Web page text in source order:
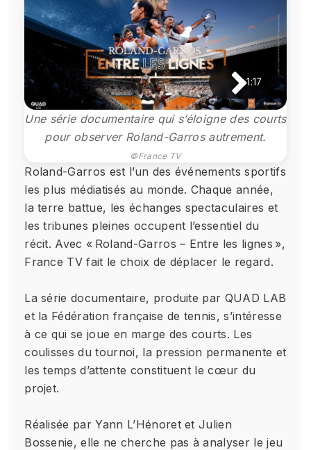
1:17
Une série documentaire qui s’éloigne des courts
pour observer Roland-Garros autrement.
©France TV
Roland-Garros est l’un des événements sportifs
les plus médiatisés au monde. Chaque année,
la terre battue, les échanges spectaculaires et
les tribunes pleines occupent l’essentiel du
récit. Avec « Roland-Garros – Entre les lignes »,
France TV fait le choix de déplacer le regard.
La série documentaire, produite par QUAD LAB
et la Fédération française de tennis, s’intéresse
à ce qui se joue en marge des courts. Les
coulisses du tournoi, la pression permanente et
les temps d’attente constituent le cœur du
projet.
Réalisée par Yann L’Hénoret et Julien
Bossenie, elle ne cherche pas à analyser le jeu